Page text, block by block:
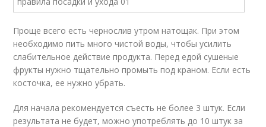
Проще всего есть чернослив утром натощак. При этом
необходимо пить много чистой воды, чтобы усилить
слабительное действие продукта. Перед едой сушеные
фрукты нужно тщательно промыть под краном. Если есть
косточка, ее нужно убрать.
Для начала рекомендуется съесть не более 3 штук. Если
результата не будет, можно употреблять до 10 штук за